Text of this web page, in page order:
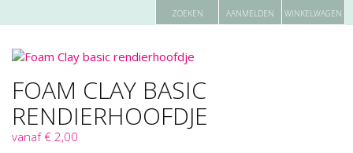
ZOEKEN AANMELDEN WINKELWAGEN
FOAM CLAY BASIC
RENDIERHOOFDJE
vanaf € 2,00